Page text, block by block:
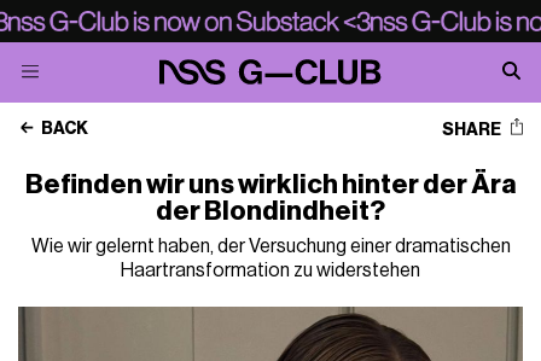
BACK SHARE
Befinden wir uns wirklich hinter der Ära
der Blondindheit?
Wie wir gelernt haben, der Versuchung einer dramatischen
Haartransformation zu widerstehen